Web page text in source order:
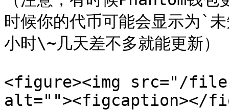
时候你的代币可能会显示为`
小时\~几天差不多就能更新）
<figure><img src="/files/
alt=""><figcaption></